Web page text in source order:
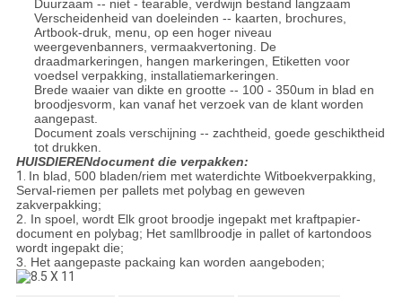
Duurzaam -- niet - tearable, verdwijn bestand langzaam
Verscheidenheid van doeleinden -- kaarten, brochures,
Artbook-druk, menu, op een hoger niveau
weergevenbanners, vermaakvertoning. De
draadmarkeringen, hangen markeringen, Etiketten voor
voedsel verpakking, installatiemarkeringen.
Brede waaier van dikte en grootte -- 100 - 350um in blad en
broodjesvorm, kan vanaf het verzoek van de klant worden
aangepast.
Document zoals verschijning -- zachtheid, goede geschiktheid
tot drukken.
HUISDIERENdocument die verpakken:
1. In blad, 500 bladen/riem met waterdichte Witboekverpakking,
Serval-riemen per pallets met polybag en geweven
zakverpakking;
2. In spoel, wordt Elk groot broodje ingepakt met kraftpapier-
document en polybag; Het samllbroodje in pallet of kartondoos
wordt ingepakt die;
3. Het aangepaste packaing kan worden aangeboden;